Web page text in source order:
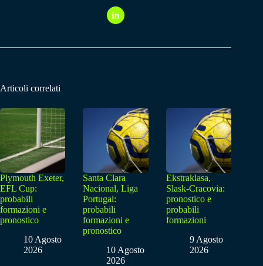
Articoli correlati
Plymouth Exeter,
EFL Cup:
probabili
formazioni e
pronostico
10 Agosto
2026
Santa Clara
Nacional, Liga
Portugal:
probabili
formazioni e
pronostico
10 Agosto
2026
Ekstraklasa,
Slask-Cracovia:
pronostico e
probabili
formazioni
9 Agosto
2026